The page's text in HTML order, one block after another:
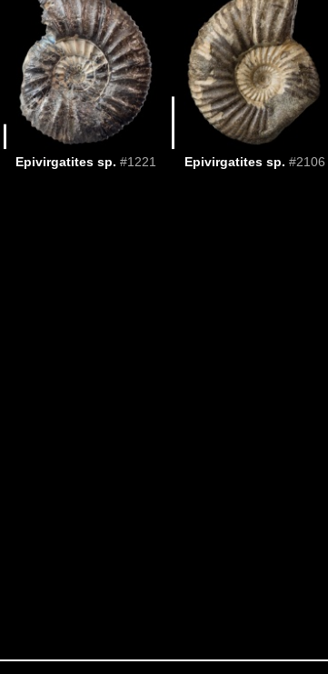
Epivirgatites sp. #1221 Epivirgatites sp. #2106